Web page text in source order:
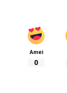
Amei
0